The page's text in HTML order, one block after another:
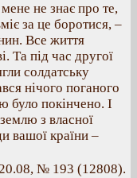
не знає про те,
за це боротися, –
Все життя
Та під час другої
солдатську
нічого поганого
було покінчено. І
з власної
вашої країни –
№ 193 (12808).